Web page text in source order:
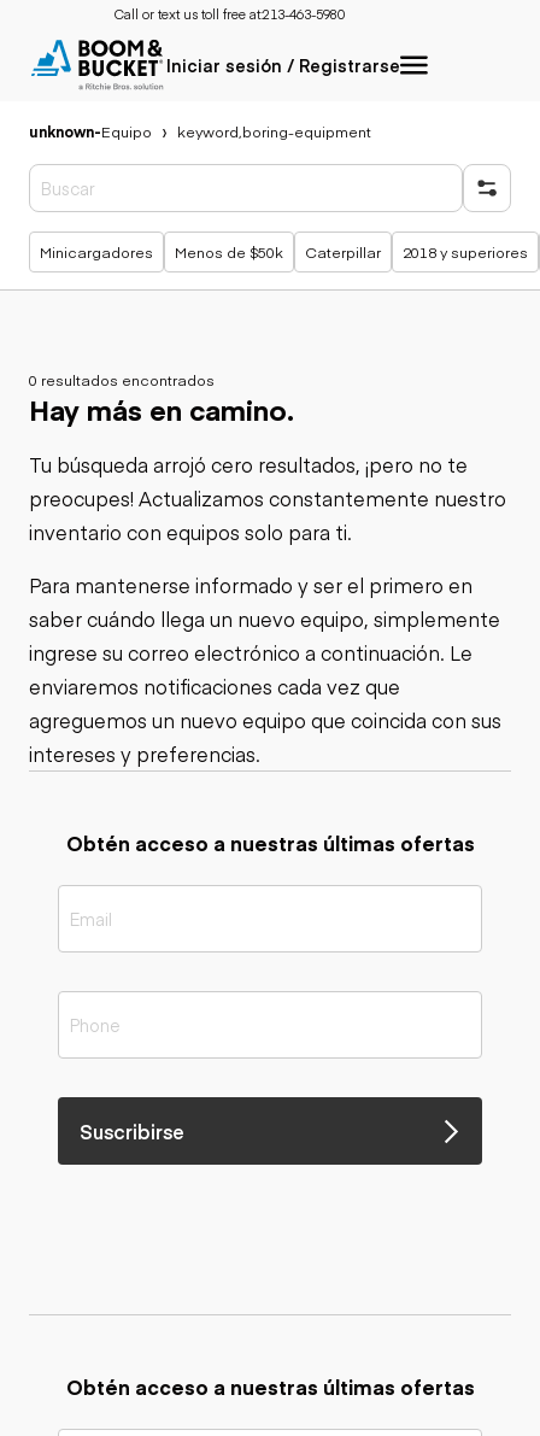
Call or text us toll free at:213-463-5980
Iniciar sesión / Registrarse
unknown-Equipo keyword,boring-equipment
Búsquedas populares
Minicargadores Menos de $50k Caterpillar 2018 y superiores
0 resultados encontrados
Hay más en camino.
Tu búsqueda arrojó cero resultados, ¡pero no te
preocupes! Actualizamos constantemente nuestro
inventario con equipos solo para ti.
Para mantenerse informado y ser el primero en
saber cuándo llega un nuevo equipo, simplemente
ingrese su correo electrónico a continuación. Le
enviaremos notificaciones cada vez que
agreguemos un nuevo equipo que coincida con sus
intereses y preferencias.
Obtén acceso a nuestras últimas ofertas
Suscribirse
Obtén acceso a nuestras últimas ofertas